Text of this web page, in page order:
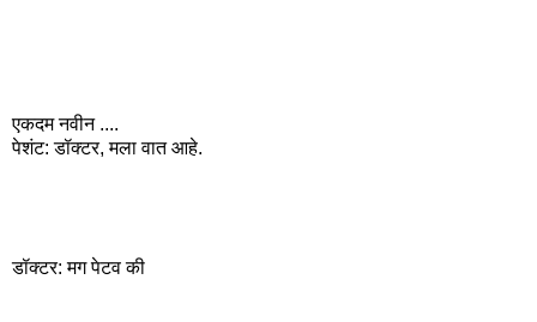
एकदम नवीन ....
पेशंट: डॉक्टर, मला वात आहे.
डॉक्टर: मग पेटव की